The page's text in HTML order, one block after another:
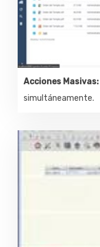
Acciones Masivas:
simultáneamente.